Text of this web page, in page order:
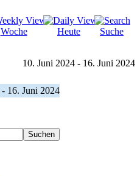
Woche Heute Suche
10. Juni 2024 - 16. Juni 2024
16. Juni 2024